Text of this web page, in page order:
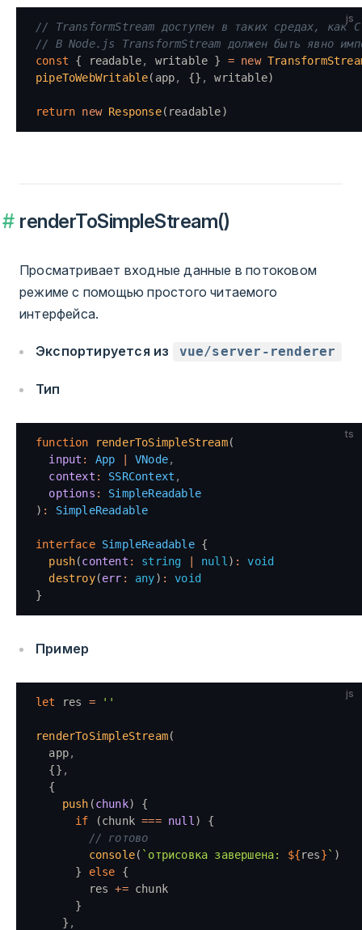
js
// TransformStream доступен в таких средах, как
// В Node.js TransformStream должен быть явно
const { readable, writable } = new
pipeToWebWritable(app, {} , writable)
return new Response(readable)
renderToSimpleStream()
Просматривает входные данные в потоковом
режиме с помощью простого читаемого
интерфейса.
Экспортируется из vue/server-renderer
Тип
ts
function renderToSimpleStream(
  input
: App | VNode,
  context
: SSRContext ,
  options
:
SimpleReadable
) : SimpleReadable
interface SimpleReadable {
  push
(content : string | null ) :
void
  destroy
(err : any) :
void
}
Пример
js
let res = ''
renderToSimpleStream(
  app
,
  {}
,
  {
    push
(chunk) {
      if
(chunk === null ) {
        // готово
        console
( `отрисовка завершена: ${res}` )
      }
else {
        res
+= chunk
      }
    }
,